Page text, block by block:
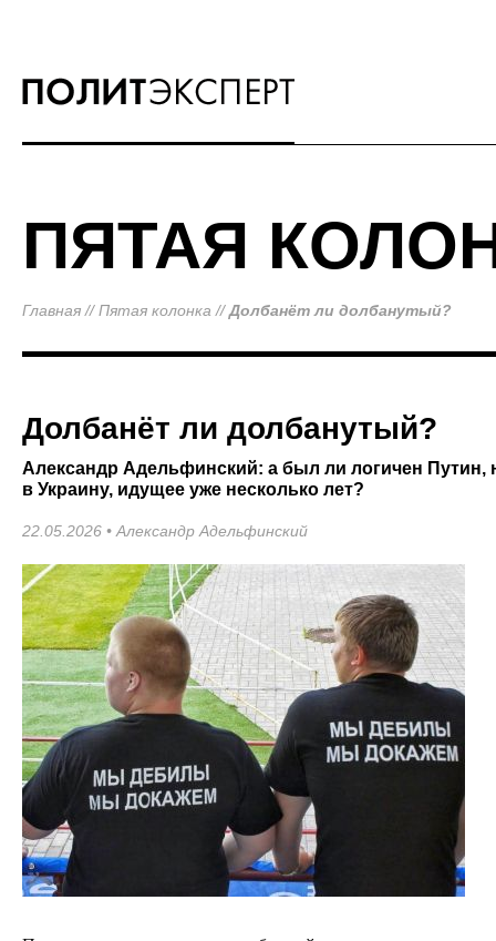
ПЯТАЯ
Главная //Пятая колонка //Долбанёт ли долбанутый?
Долбанёт ли долбанутый?
Александр Адельфинский: а был ли логичен Путин,
в Украину, идущее уже несколько лет?
22.05.2026 • Александр Адельфинский